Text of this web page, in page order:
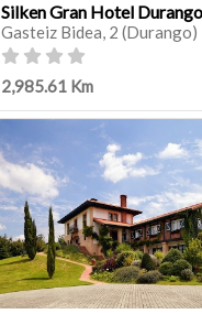
Silken Gran Hotel Durango
Gasteiz Bidea, 2 (Durango)
2,985.61 Km